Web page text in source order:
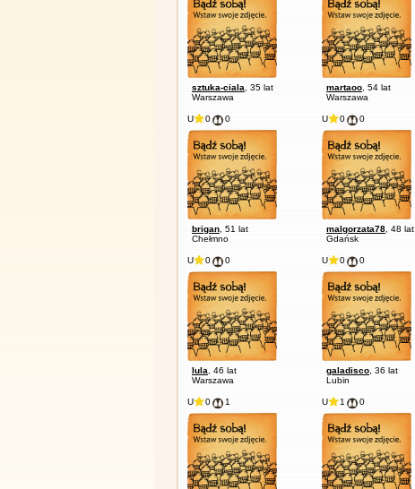
sztuka-ciala , 35 lat
Warszawa
martaoo , 54 lat
Warszawa
U 0 0
brigan , 51 lat
Chełmno
U 0 0
malgorzata78 , 48 lat
Gdańsk
U 0 0
lula , 46 lat
Warszawa
U 0 0
galadisco , 36 lat
Lubin
U
0 1 U 1 0